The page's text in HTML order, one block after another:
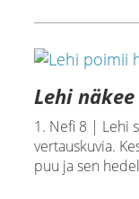
Lehi
1. Nefi 8 | Lehi
vertauskuvia.
puu ja sen